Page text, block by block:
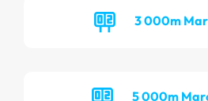
3 000m
5 000m